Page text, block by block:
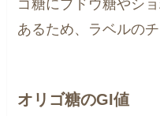
ゴ糖にブドウ糖やシ
あるため、ラベルの
オリゴ糖のGI値